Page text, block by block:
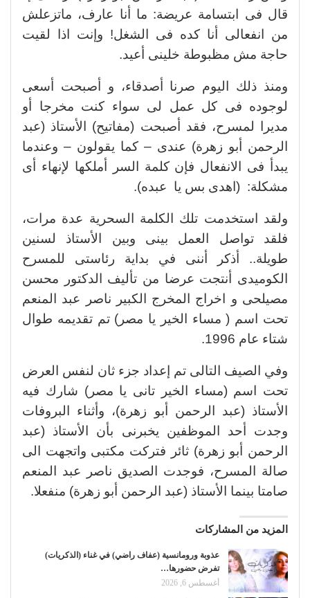
قال فى ابتسامة عريضة: ما أنا عارف، ماتزعلش
من انفعالى أنا كده فى الشغل! وإنت اذا لقيت
حاجة مش مظبوطة خلينى أعيد.
ومنذ ذلك اليوم صرنا أصدقاء، و أصبحت أسعى
لوجوده فى كل عمل لى سواء كنت مخرجا أو
مديرا لمسرح، فقد أصبحت (مفاتيح) الأستاذ (عبد
الرحمن أبو زهرة) عندى – كما يقولون – وعندما
يبدأ فى الانفعال فإن كلمة السر أملكها لإنهاء أى
مشكلة: (اهدى بس يا عبده).
ولقد استخدمت تلك الكلمة السحرية عدة مرات،
فلقد تواصل العمل بينى وبين الأستاذ لسنين
طويلة.. أذكر أننى في بداية رئاستى للمسرح
الكوميدى أنتجت عرضا من تأليف الدكتور محسن
مصيلحى و اخراج المخرج الكبير ناصر عبد المنعم
تحت اسم ( مساء الخير يا مصر) تم تقديمه طوال
شتاء عام 1996.
وفي الصيف التالى تم إعداد جزء ثان لنفس العرض
تحت اسم (مساء الخير تانى يا مصر) شارك فيه
الأستاذ (عبد الرحمن أبو زهرة)، وأثناء البروفات
وجدت أحد الموظفين يخبرنى بأن الأستاذ (عبد
الرحمن أبو زهرة) ثائر فتركت مكتبى واتجهت الى
صالة المسرح، فوجدت الصديق ناصر عبد المنعم
صامتا بينما الأستاذ (عبد الرحمن أبو زهرة) منفعلا.
المزيد من المشاركات
عذوبة ورومانسية (عفاف راضي) في غناء (الذكريات)
تفرض حضورها…
أغسطس 6, 2026